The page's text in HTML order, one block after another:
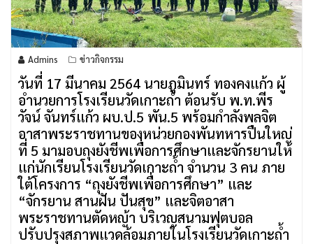
Admins ข่าวกิจกรรม
วันที่ 17 มีนาคม 2564 นายภูมินทร์ ทองคงแก้ว ผู้
อำนวยการโรงเรียนวัดเกาะถ้ำ ต้อนรับ พ.ท.พีร
วัจน์ จันทร์แก้ว ผบ.ป.5 พัน.5 พร้อมกำลังพลจิต
อาสาพระราชทานของหน่วยกองพันทหารปืนใหญ่
ที่ 5 มามอบถุงยังชีพเพื่อการศึกษาและจักรยานให้
แก่นักเรียนโรงเรียนวัดเกาะถ้ำ จำนวน 3 คน ภาย
ใต้โครงการ “ถุงยังชีพเพื่อการศึกษา” และ
“จักรยาน สานฝัน ปันสุข” และจิตอาสา
พระราชทานตัดหญ้า บริเวญสนามฟุตบอล
ปรับปรุงสภาพแวดล้อมภายในโรงเรียนวัดเกาะถ้ำ